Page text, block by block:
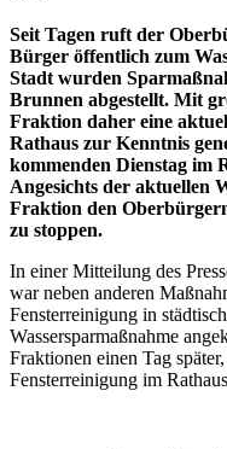
Seit Tagen ruft der
Bürger öffentlich zum
Stadt wurden
Brunnen abgestellt. Mit
Fraktion daher eine
Rathaus zur Kenntnis
kommenden Dienstag im
Angesichts der aktuellen
Fraktion den
zu stoppen.
In einer Mitteilung des
war neben anderen
Fensterreinigung in
Wassersparmaßnahme
Fraktionen einen Tag
Fensterreinigung im